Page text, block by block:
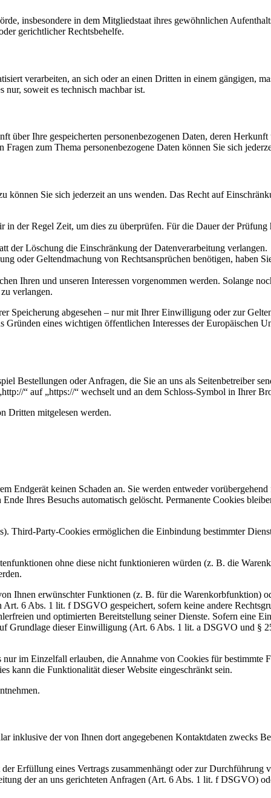
insbesondere in dem Mitgliedstaat ihres gewöhnlichen
gerichtlicher Rechtsbehelfe.
verarbeiten, an sich oder an einen Dritten in einem gängigen,
soweit es technisch machbar ist.
über Ihre gespeicherten personenbezogenen Daten, deren
zum Thema personenbezogene Daten können Sie sich
Sie sich jederzeit an uns wenden. Das Recht auf
der Regel Zeit, um dies zu überprüfen. Für die Dauer der
der Löschung die Einschränkung der Datenverarbeitung verlangen.
oder Geltendmachung von Rechtsansprüchen benötigen, haben
Ihren und unseren Interessen vorgenommen werden. Solange
verlangen.
Speicherung abgesehen – nur mit Ihrer Einwilligung oder zur
eines wichtigen öffentlichen Interesses der Europäischen
Bestellungen oder Anfragen, die Sie an uns als Seitenbetreiber
“ auf „https://“ wechselt und an dem Schloss-Symbol in Ihrer
Dritten mitgelesen werden.
Endgerät keinen Schaden an. Sie werden entweder
Ihres Besuchs automatisch gelöscht. Permanente Cookies
Third-Party-Cookies ermöglichen die Einbindung bestimmter
ohne diese nicht funktionieren würden (z. B. die
Ihnen erwünschter Funktionen (z. B. für die Warenkorbfunktion)
6 Abs. 1 lit. f DSGVO gespeichert, sofern keine andere
und optimierten Bereitstellung seiner Dienste. Sofern eine
Grundlage dieser Einwilligung (Art. 6 Abs. 1 lit. a DSGVO und
im Einzelfall erlauben, die Annahme von Cookies für bestimmte
kann die Funktionalität dieser Website eingeschränkt sein.
inklusive der von Ihnen dort angegebenen Kontaktdaten zwecks
Erfüllung eines Vertrags zusammenhängt oder zur Durchführung
der an uns gerichteten Anfragen (Art. 6 Abs. 1 lit. f DSGVO)